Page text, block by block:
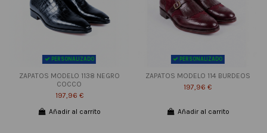
PERSONALIZADO
ZAPATOS MODELO 1138 NEGRO
COCCO
197,96 €
Añadir al carrito
PERSONALIZADO
ZAPATOS MODELO 114 BURDEOS
197,96 €
Añadir al carrito